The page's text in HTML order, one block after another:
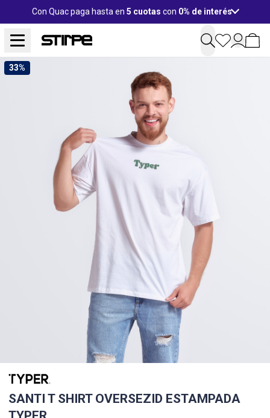
Con Quac paga hasta en 5 cuotas con 0% de interés
33%
SANTI T SHIRT OVERSEZID ESTAMPADA